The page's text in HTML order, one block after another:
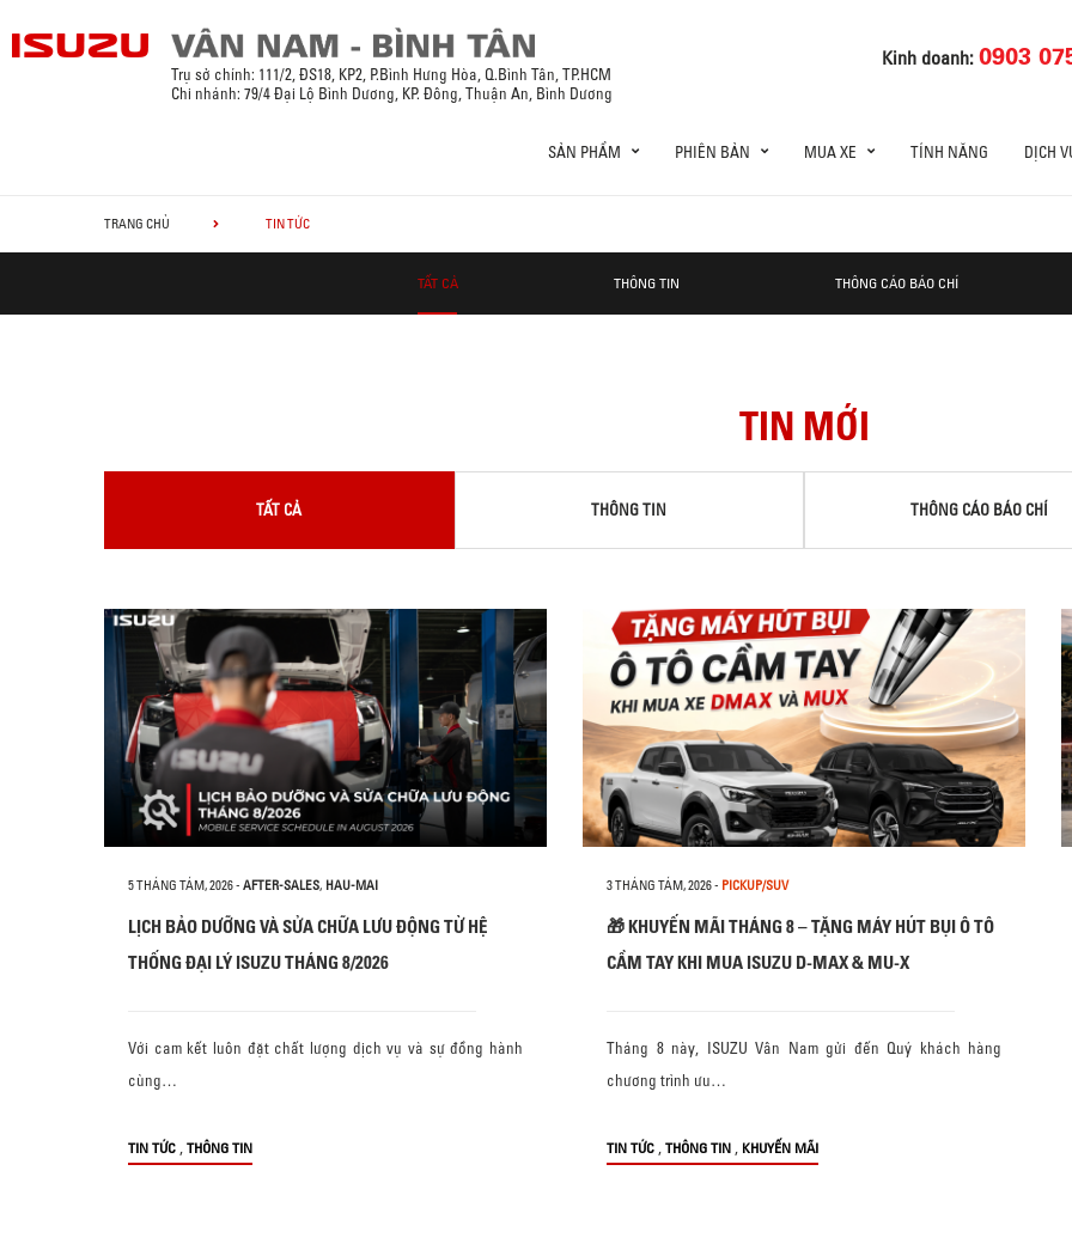
Kinh doanh:0903
Trụ sở chính: 111/2, ĐS18, KP2, P.Bình Hưng Hòa, Q.Bình Tân, TP.HCM
Chi nhánh: 79/4 Đại Lộ Bình Dương, KP. Đông, Thuận An, Bình Dương
SẢN PHẨM PHIÊN BẢN MUA XE TÍNH NĂNG DỊCH
TRANG CHỦ TIN TỨC
TẤT CẢ THÔNG TIN THÔNG CÁO BÁO CHÍ
TIN MỚI
TẤT CẢ THÔNG TIN THÔNG CÁO BÁO CHÍ
5 THÁNG TÁM, 2026- AFTER-SALES, HAU-MAI
LỊCH BẢO DƯỠNG VÀ SỬA CHỮA LƯU ĐỘNG TỪ HỆ
THỐNG ĐẠI LÝ ISUZU THÁNG 8/2026
Với cam kết luôn đặt chất lượng dịch vụ và sự đồng hành
cùng…
TIN TỨC , THÔNG TIN
3 THÁNG TÁM, 2026- PICKUP/SUV
🎁 KHUYẾN MÃI THÁNG 8 – TẶNG MÁY HÚT BỤI Ô TÔ
CẦM TAY KHI MUA ISUZU D-MAX & MU-X
Tháng 8 này, ISUZU Vân Nam gửi đến Quý khách hàng
chương trình ưu…
TIN TỨC , THÔNG TIN , KHUYẾN MÃI